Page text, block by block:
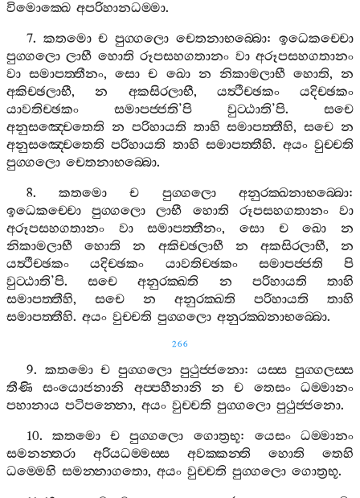
විමොක‍්ඛෙ අපරිහානධම‍්මා.
7. කතමො ච පුග‍්ගලො චෙතනාභබ‍්බො: ඉධෙකච‍්චො
පුග‍්ගලො ලාභී හොති රූපසහගතානං වා අරූපසහගතානං
වා සමාපත‍්තීනං,සො ච ඛො න නිකාමලාභී හොති, න
අකිච‍්ඡලාභී,න අකසිරලාභී, යත්‍ථීච‍්ඡකං
යදිච‍්ඡකං
යාවතිච‍්ඡකං
සමාපජ‍්ජති’පි වුට‍්ඨාති’පි. සචෙ
අනුසඤ‍්චෙතෙති න පරිහායති තාහි සමාපත‍්තීහි,සචෙ න
අනුසඤ‍්චෙතෙති පරිහායති තාහි සමාපත‍්තීහි. අයං වුච‍්චති
පුග‍්ගලො චෙතනාභබ‍්බො.
8. කතමො ච පුග‍්ගලො අනුරක‍්ඛනාභබ‍්බො:
ඉධෙකච‍්චො
පුග‍්ගලො ලාභී හොති රූපසහගතානං
වා
අරූපසහගතානං
වා සමාපත‍්තීනං,සො ච ඛො
න
නිකාමලාභී
හොති න අකිච‍්ඡලාභී න අකසිරලාභී,න
යත්‍ථීච‍්ඡකං
යදිච‍්ඡකං යාවතිච‍්ඡකං සමාපජ‍්ජති
පි
වුට‍්ඨාති’පි.සචෙ අනුරක‍්ඛති න පරිහායති
තාහි
සමාපත‍්තීහි, සචෙ න අනුරක‍්ඛති පරිහායති
තාහි
සමාපත‍්තීහි. අයං වුච‍්චති පුග‍්ගලො අනුරක‍්ඛනාභබ‍්බො.
266
9. කතමො ච පුග‍්ගලො පුථුජ‍්ජනො:යස‍්ස පුග‍්ගලස‍්ස
තීණි
සංයොජනානි අප‍්පහීනානි න ච තෙසං
ධම‍්මානං
පහානාය පටිපන‍්නො, අයං වුච‍්චති පුග‍්ගලො පුථුජ‍්ජනො.
10. කතමො ච පුග‍්ගලො ගොත්‍රභූ: යෙසං
ධම‍්මානං
සමනන‍්තරා
අරියධම‍්මස‍්ස අවක‍්කන‍්ති හොති
තෙහි
ධම‍්මෙහි සමන‍්නාගතො, අයං වුච‍්චති පුග‍්ගලො ගොත්‍රභූ.